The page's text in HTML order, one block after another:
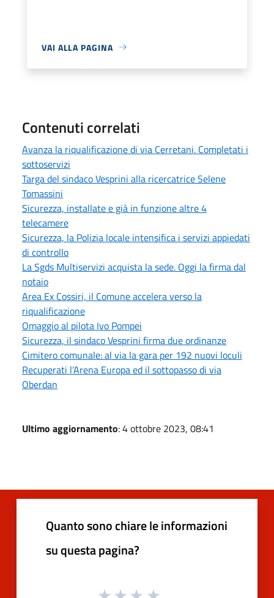
VAI ALLA PAGINA
Contenuti correlati
Avanza la riqualificazione di via Cerretani. Completati i
sottoservizi
Targa del sindaco Vesprini alla ricercatrice Selene
Tomassini
Sicurezza, installate e già in funzione altre 4
telecamere
Sicurezza, la Polizia locale intensifica i servizi appiedati
di controllo
La Sgds Multiservizi acquista la sede. Oggi la firma dal
notaio
Area Ex Cossiri, il Comune accelera verso la
riqualificazione
Omaggio al pilota Ivo Pompei
Sicurezza, il sindaco Vesprini firma due ordinanze
Cimitero comunale: al via la gara per 192 nuovi loculi
Recuperati l’Arena Europa ed il sottopasso di via
Oberdan
Ultimo aggiornamento: 4 ottobre 2023, 08:41
Quanto sono chiare le informazioni
su questa pagina?